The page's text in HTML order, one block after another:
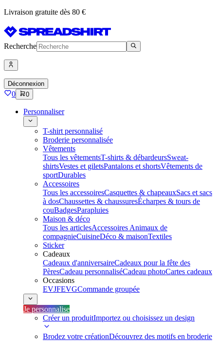
Livraison gratuite dès 80 €
Recherche
Déconnexion
0 0
Personnaliser
T-shirt personnalisé
Broderie personnalisée
Vêtements
Tous les vêtementsT-shirts & débardeursSweat-
shirtsVestes et giletsPantalons et shortsVêtements de
sportDurables
Accessoires
Tous les accessoiresCasquettes & chapeauxSacs et sacs
à dosChaussettes & chaussuresÉcharpes & tours de
couBadgesParapluies
Maison & déco
Tous les articlesAccessoires Animaux de
compagnieCuisineDéco & maisonTextiles
Sticker
Cadeaux
Cadeaux d'anniversaireCadeaux pour la fête des
PèresCadeau personnaliséCadeau photoCartes cadeaux
Occasions
EVJFEVGCommande groupée
Je personnalise
Créer un produitImportez ou choisissez un design
Brodez votre créationDécouvrez des motifs en broderie